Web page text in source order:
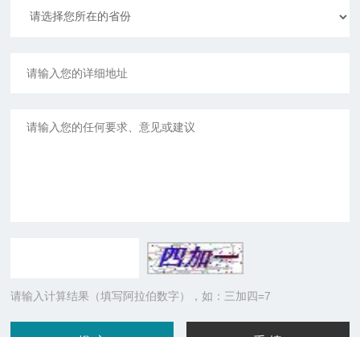
请输入计算结果（填写阿拉伯数字），如：三加四=7